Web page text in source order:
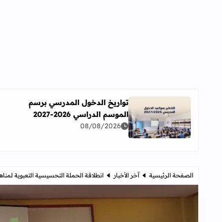
اقرأ المزيد عن تواريخ الدخول المدرسي برسم الموسم
تواريخ الدخول المدرسي برسم
الموسم الدراسي 2026-2027
08/08/2026
الصفحة الرئيسية آخر الأخبار انطلاقة الحملة التحسيسية التعبوية